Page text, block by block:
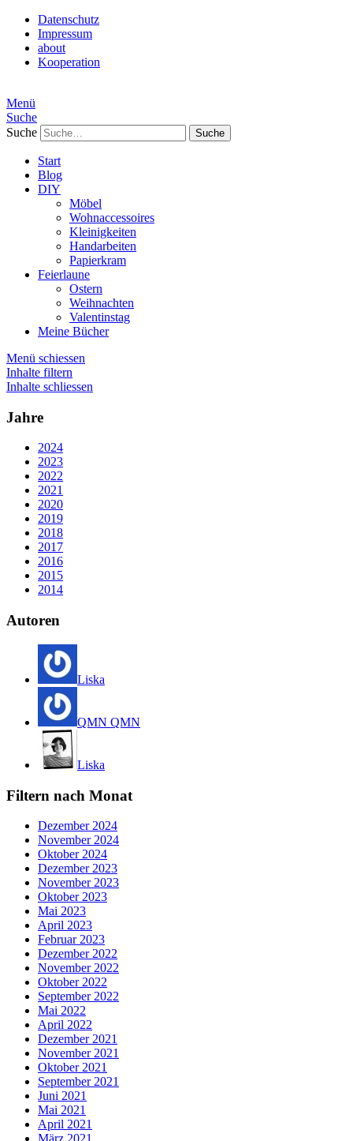
Datenschutz
Impressum
about
Kooperation
Menü
Suche
Suche
Start
Blog
DIY
Möbel
Wohnaccessoires
Kleinigkeiten
Handarbeiten
Papierkram
Feierlaune
Ostern
Weihnachten
Valentinstag
Meine Bücher
Menü schiessen
Inhalte filtern
Inhalte schliessen
Jahre
2024
2023
2022
2021
2020
2019
2018
2017
2016
2015
2014
Autoren
Liska
QMN QMN
Liska
Filtern nach Monat
Dezember 2024
November 2024
Oktober 2024
Dezember 2023
November 2023
Oktober 2023
Mai 2023
April 2023
Februar 2023
Dezember 2022
November 2022
Oktober 2022
September 2022
Mai 2022
April 2022
Dezember 2021
November 2021
Oktober 2021
September 2021
Juni 2021
Mai 2021
April 2021